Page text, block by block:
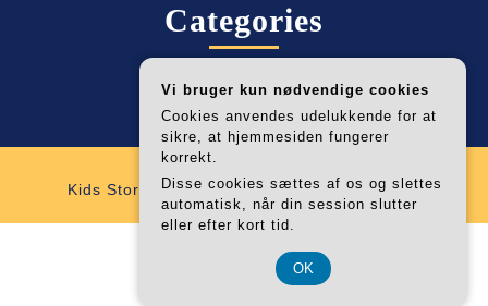
Categories
Alle Fabulab Artikler
Kids Store WordPress ThemeBy VWThemes
Scroll
Up
CVR 374 077 39
Vi bruger kun nødvendige cookies
Cookies anvendes udelukkende for at
sikre, at hjemmesiden fungerer
korrekt.
Disse cookies sættes af os og slettes
automatisk, når din session slutter
eller efter kort tid.
OK